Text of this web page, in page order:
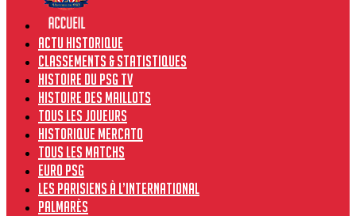
Actu historique
Classements & Statistiques
Histoire du PSG TV
Histoire des maillots
Tous les joueurs
Historique Mercato
Tous les matchs
Euro PSG
Les Parisiens à l’international
Palmarès